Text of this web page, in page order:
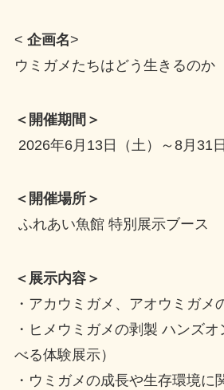
< 企画名>
ウミガメたちはどう生きるのか
＜開催期間＞
2026年6月13日（土）～8月31
＜開催場所＞
ふれあい魚館 特別展示ブース
＜展示内容＞
・アカウミガメ、アオウミガメ
・ヒメウミガメの剥製 ハンズ
べる体験展示）
・ウミガメの成長や生存環境に